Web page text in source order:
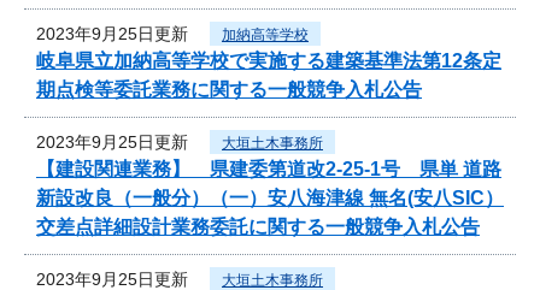
2023年9月25日更新 加納高等学校
岐阜県立加納高等学校で実施する建築基準法第12条定
期点検等委託業務に関する一般競争入札公告
2023年9月25日更新 大垣土木事務所
【建設関連業務】 県建委第道改2-25-1号 県単 道路
新設改良（一般分）（一）安八海津線 無名(安八SIC）
交差点詳細設計業務委託に関する一般競争入札公告
2023年9月25日更新 大垣土木事務所